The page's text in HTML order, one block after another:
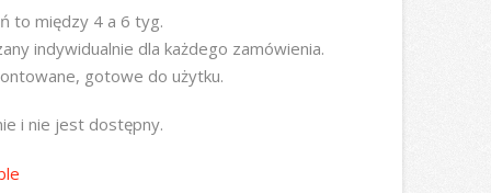
to między 4 a 6 tyg.
indywidualnie dla każdego zamówienia.
gotowe do użytku.
i nie jest dostępny.